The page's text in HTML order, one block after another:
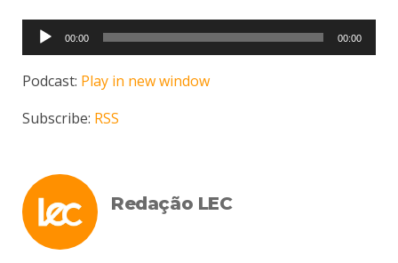
Tocador
de
áudio
00:00 00:00
Podcast: Play in new window
Subscribe: RSS
Redação LEC